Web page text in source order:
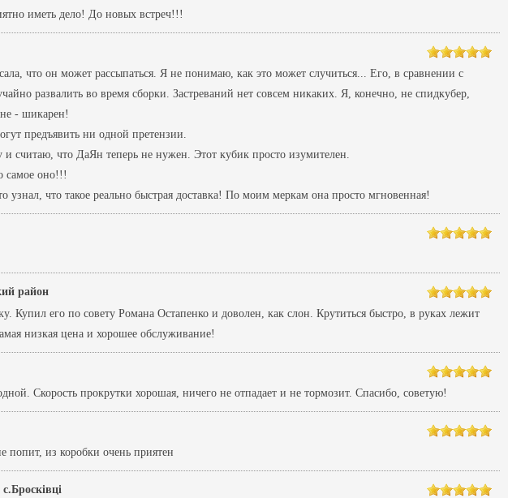
иметь дело! До новых встреч!!!
что он может рассыпаться. Я не понимаю, как это может случиться... Его, в сравнении с
развалить во время сборки. Застреваний нет совсем никаких. Я, конечно, не спидкубер,
- шикарен!
предъявить ни одной претензии.
считаю, что ДаЯн теперь не нужен. Этот кубик просто изумителен.
самое оно!!!
что такое реально быстрая доставка! По моим меркам она просто мгновенная!
район
Купил его по совету Романа Остапенко и доволен, как слон. Крутиться быстро, в руках лежит
низкая цена и хорошее обслуживание!
Скорость прокрутки хорошая, ничего не отпадает и не тормозит. Спасибо, советую!
попит, из коробки очень приятен